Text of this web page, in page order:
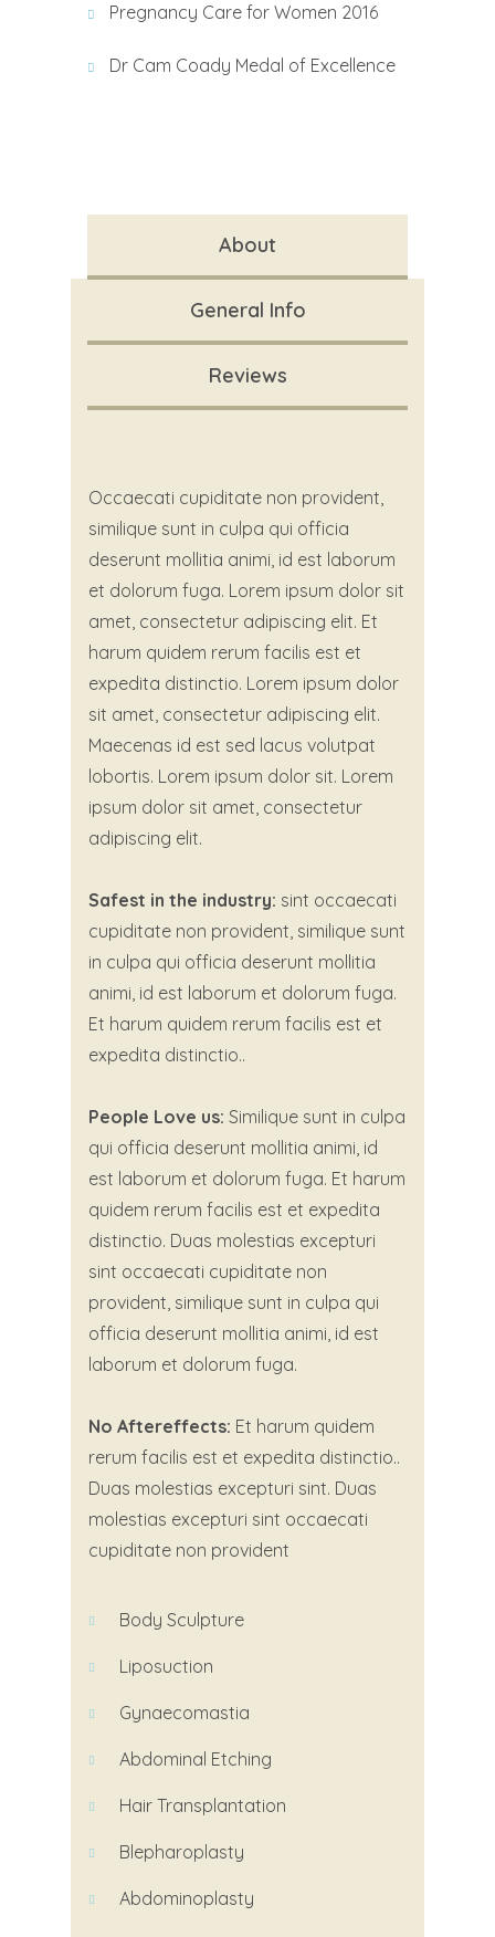
Pregnancy Care for Women 2016
Dr Cam Coady Medal of Excellence
About
General Info
Reviews
Occaecati cupiditate non provident,
similique sunt in culpa qui officia
deserunt mollitia animi, id est laborum
et dolorum fuga. Lorem ipsum dolor sit
amet, consectetur adipiscing elit. Et
harum quidem rerum facilis est et
expedita distinctio. Lorem ipsum dolor
sit amet, consectetur adipiscing elit.
Maecenas id est sed lacus volutpat
lobortis. Lorem ipsum dolor sit. Lorem
ipsum dolor sit amet, consectetur
adipiscing elit.
Safest in the industry: sint occaecati
cupiditate non provident, similique sunt
in culpa qui officia deserunt mollitia
animi, id est laborum et dolorum fuga.
Et harum quidem rerum facilis est et
expedita distinctio..
People Love us: Similique sunt in culpa
qui officia deserunt mollitia animi, id
est laborum et dolorum fuga. Et harum
quidem rerum facilis est et expedita
distinctio. Duas molestias excepturi
sint occaecati cupiditate non
provident, similique sunt in culpa qui
officia deserunt mollitia animi, id est
laborum et dolorum fuga.
No Aftereffects: Et harum quidem
rerum facilis est et expedita distinctio..
Duas molestias excepturi sint. Duas
molestias excepturi sint occaecati
cupiditate non provident
Body Sculpture
Liposuction
Gynaecomastia
Abdominal Etching
Hair Transplantation
Blepharoplasty
Abdominoplasty